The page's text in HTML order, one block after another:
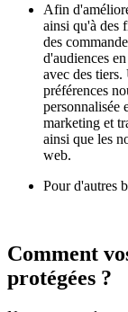
Afin
ainsi qu'à des
des
d'audiences
avec des
préférences
personnalisée
marketing et
ainsi que les
web.
Pour d'autres
Comment
protégées ?